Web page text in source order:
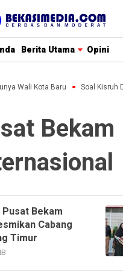
Berita Utama Opini
Wali Kota Baru Soal Kisruh
Bekam
Bekam
Cabang
Timur